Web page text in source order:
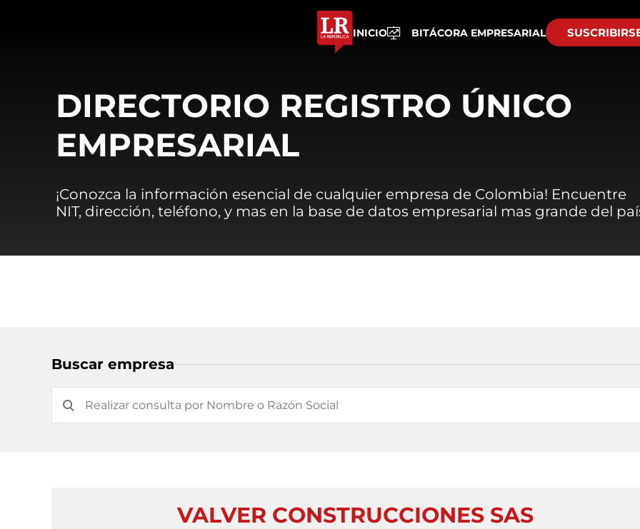
INICIO BITÁCORA EMPRESARIAL
DIRECTORIO REGISTRO ÚNICO
EMPRESARIAL
¡Conozca la información esencial de cualquier empresa de Colombia! Encuentre
NIT, dirección, teléfono, y mas en la base de datos empresarial mas grande del
Buscar empresa
VALVER CONSTRUCCIONES SAS